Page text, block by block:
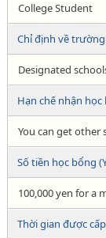
College Student
Chỉ định về
Designated
Hạn chế nhận
You can get other
Số tiền học bổng
100,000 yen for a
Thời gian được